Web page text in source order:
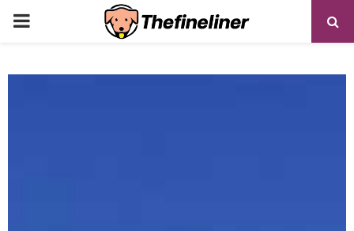
PRIMARY